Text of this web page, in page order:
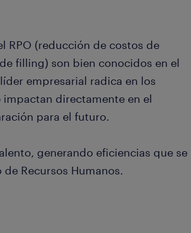
RPO (reducción de costos de
filling) son bien conocidos en el
empresarial radica en los
directamente en el
para el futuro.
generando eficiencias que se
Recursos Humanos.